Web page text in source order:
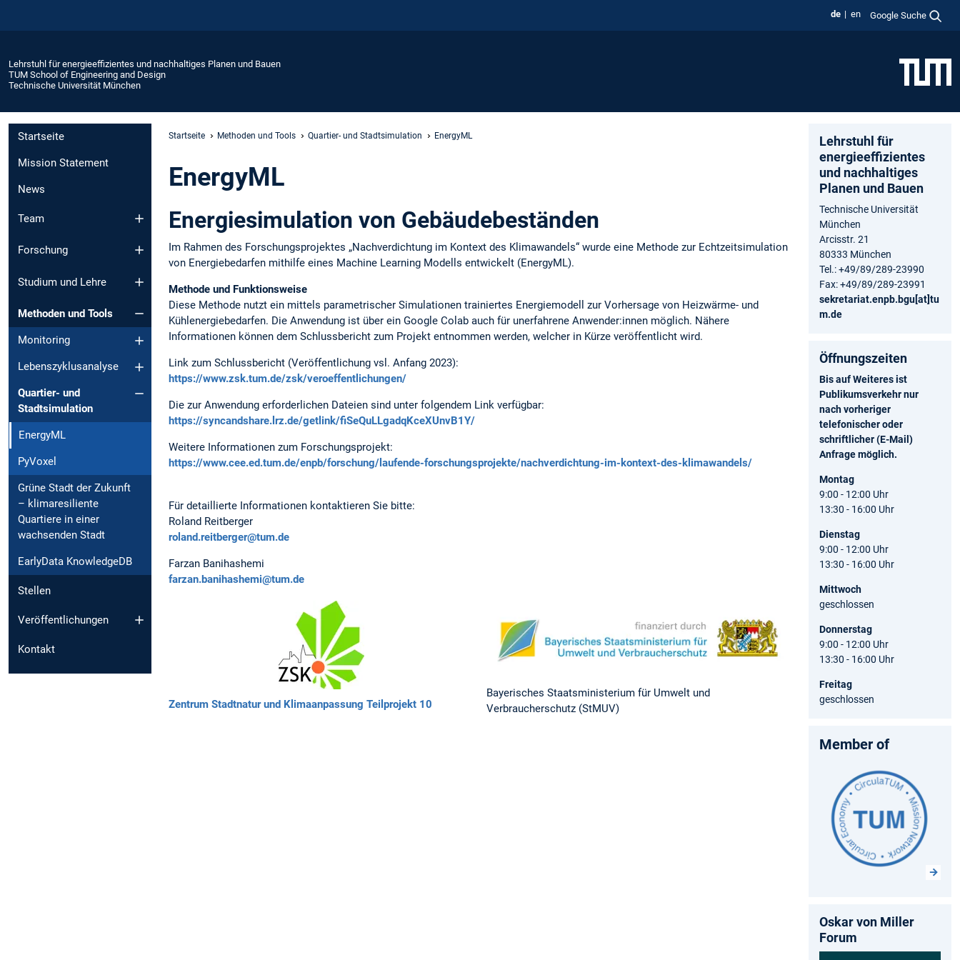
de en Google Suche
Lehrstuhl für energieeffizientes und nachhaltiges Planen und Bauen
TUM School of Engineering and Design
Technische Universität München
Startseite
Mission Statement
News
Team
Forschung
Studium und Lehre
Methoden und Tools
Monitoring
Lebenszyklusanalyse
Quartier- und
Stadtsimulation
EnergyML
PyVoxel
Grüne Stadt der Zukunft
– klimaresiliente
Quartiere in einer
wachsenden Stadt
EarlyData KnowledgeDB
Stellen
Veröffentlichungen
Kontakt
Startseite Methoden und Tools Quartier- und Stadtsimulation EnergyML
EnergyML
Energiesimulation von Gebäudebeständen
Im Rahmen des Forschungsprojektes „Nachverdichtung im Kontext des Klimawandels“ wurde eine Methode zur Echtzeitsimulation
von Energiebedarfen mithilfe eines Machine Learning Modells entwickelt (EnergyML).
Methode und Funktionsweise
Diese Methode nutzt ein mittels parametrischer Simulationen trainiertes Energiemodell zur Vorhersage von Heizwärme- und
Kühlenergiebedarfen. Die Anwendung ist über ein Google Colab auch für unerfahrene Anwender:innen möglich. Nähere
Informationen können dem Schlussbericht zum Projekt entnommen werden, welcher in Kürze veröffentlicht wird.
Link zum Schlussbericht (Veröffentlichung vsl. Anfang 2023):
https://www.zsk.tum.de/zsk/veroeffentlichungen/
Die zur Anwendung erforderlichen Dateien sind unter folgendem Link verfügbar:
https://syncandshare.lrz.de/getlink/fiSeQuLLgadqKceXUnvB1Y/
Weitere Informationen zum Forschungsprojekt:
https://www.cee.ed.tum.de/enpb/forschung/laufende-forschungsprojekte/nachverdichtung-im-kontext-des-klimawandels/
Für detaillierte Informationen kontaktieren Sie bitte:
Roland Reitberger
roland.reitberger@tum.de
Farzan Banihashemi
farzan.banihashemi@tum.de
Zentrum Stadtnatur und Klimaanpassung Teilprojekt 10
Bayerisches Staatsministerium für Umwelt und
Verbraucherschutz (StMUV)
Lehrstuhl für
energieeffizientes
und nachhaltiges
Planen und Bauen
Technische Universität
München
Arcisstr. 21
80333 München
Tel.: +49/89/289-23990
Fax: +49/89/289-23991
sekretariat.enpb.bgu[at]tu
m.de
Öffnungszeiten
Bis auf Weiteres ist
Publikumsverkehr nur
nach vorheriger
telefonischer oder
schriftlicher (E-Mail)
Anfrage möglich.
Montag
9:00 - 12:00 Uhr
13:30 - 16:00 Uhr
Dienstag
9:00 - 12:00 Uhr
13:30 - 16:00 Uhr
Mittwoch
geschlossen
Donnerstag
9:00 - 12:00 Uhr
13:30 - 16:00 Uhr
Freitag
geschlossen
Member of
Oskar von Miller
Forum